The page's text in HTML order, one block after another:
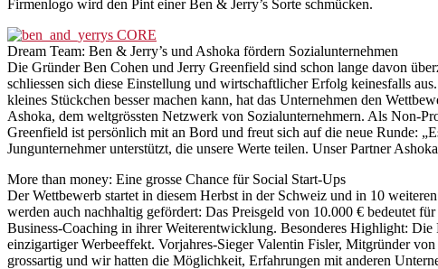
Firmenlogo wird den Pint einer Ben & Jerry’s Sorte schmücken.
Dream Team: Ben & Jerry’s und Ashoka fördern Sozialunternehmen
Die Gründer Ben Cohen und Jerry Greenfield sind schon lange davon
schliessen sich diese Einstellung und wirtschaftlicher Erfolg keinesfalls
kleines Stückchen besser machen kann, hat das Unternehmen den
Ashoka, dem weltgrössten Netzwerk von Sozialunternehmern. Als Non-
Greenfield ist persönlich mit an Bord und freut sich auf die neue Runde:
Jungunternehmer unterstützt, die unsere Werte teilen. Unser Partner
More than money: Eine grosse Chance für Social Start-Ups
Der Wettbewerb startet in diesem Herbst in der Schweiz und in 10
werden auch nachhaltig gefördert: Das Preisgeld von 10.000 € bedeutet
Business-Coaching in ihrer Weiterentwicklung. Besonderes Highlight:
einzigartiger Werbeeffekt. Vorjahres-Sieger Valentin Fisler, Mitgründer
grossartig und wir hatten die Möglichkeit, Erfahrungen mit anderen